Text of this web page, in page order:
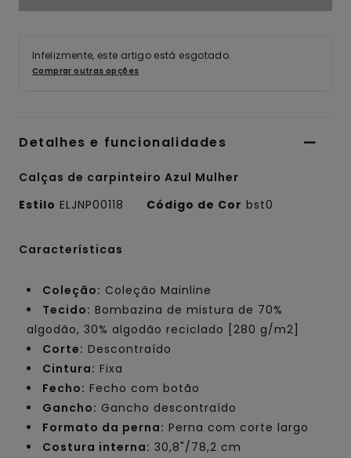
Infelizmente, este artigo está esgotado.
Comprar outras opções
Detalhes e funcionalidades
Calças de carpinteiro Azul Mulher
Estilo ELJNP00118 Código de Cor bst0
Características
Coleção: Coleção Mainline
Tecido: Bombazina de mistura de 70%
algodão, 30% algodão reciclado [280 g/m2]
Corte: Descontraído
Cintura: Fixa
Fecho: Fecho com botão
Gancho: Gancho descontraído
Formato da perna: Perna com corte largo
Costura interna: 30,8"/78,2 cm